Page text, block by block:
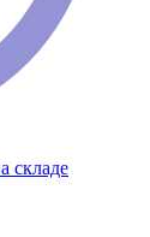
складе